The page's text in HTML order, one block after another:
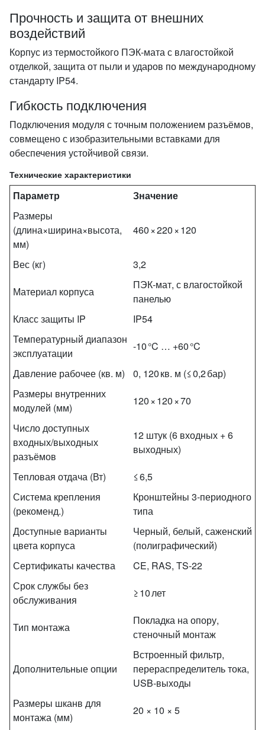
Прочность и защита от внешних
воздействий
Корпус из термостойкого ПЭК‑мата с влагостойкой
отделкой, защита от пыли и ударов по международному
стандарту IP54.
Гибкость подключения
Подключения модуля с точным положением разъёмов,
совмещено с изобразительными вставками для
обеспечения устойчивой связи.
Технические характеристики
Параметр
Значение
Размеры
(длина×ширина×высота,
мм)
460 × 220 × 120
Вес (кг)
3,2
Материал корпуса
ПЭК‑мат, с влагостойкой
панелью
Класс защиты IP
IP54
Температурный диапазон
эксплуатации
-10 °C … +60 °C
Давление рабочее (кв. м)
0, 120 кв. м (≤ 0,2 бар)
Размеры внутренних
модулей (мм)
120 × 120 × 70
Число доступных
входных/выходных
разъёмов
12 штук (6 входных + 6
выходных)
Тепловая отдача (Вт)
≤ 6,5
Система крепления
(рекоменд.)
Кронштейны 3‑периодного
типа
Доступные варианты
цвета корпуса
Черный, белый, саженский
(полиграфический)
Сертификаты качества
CE, RAS, TS‑22
Срок службы без
обслуживания
≥ 10 лет
Тип монтажа
Покладка на опору,
стеночный монтаж
Дополнительные опции
Встроенный фильтр,
перераспределитель тока,
USB‑выходы
Размеры шканв для
монтажа (мм)
20 × 10 × 5